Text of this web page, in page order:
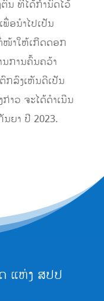
ນ ທີ່ໄດ້ກໍານົດໄວ້
ອນໍາໄປເປັນ
ໜ້າໃຫ້ເກີດດອກ
ານຄົ້ນຄວ້າ
ກລົງເຫັນດີເປັນ
າວ ຈະໄດ້ດໍາເນີນ
ຍາ ປີ 2023.
ແຫ່ງ ສປປ